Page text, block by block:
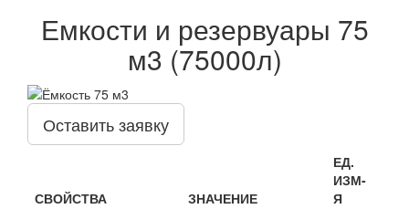
Емкости и резервуары 75
м3 (75000л)
Оставить заявку
СВОЙСТВА ЗНАЧЕНИЕ
ЕД.
ИЗМ-
Я